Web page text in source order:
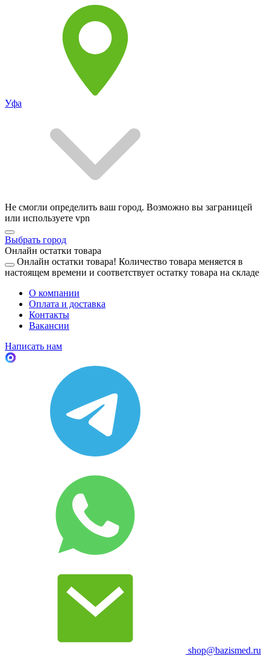
Уфа
Не смогли определить ваш город. Возможно вы заграницей
или используете vpn
Выбрать город
Онлайн остатки товара
Онлайн остатки товара! Количество товара меняется в
настоящем времени и соответствует остатку товара на складе
О компании
Оплата и доставка
Контакты
Вакансии
Написать нам
shop@bazismed.ru